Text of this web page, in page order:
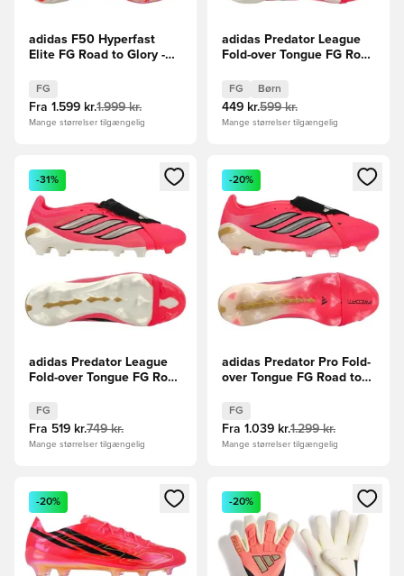
adidas F50 Hyperfast
Elite FG Road to Glory -
FG
Fra 1.599 kr.1.999 kr.
Mange størrelser tilgængelig
adidas Predator League
Fold-over Tongue FG Road
Børn
FG Børn
449 kr.599 kr.
Mange størrelser tilgængelig
Åbner en Modal til at logge ind eller tilmelde dig som
-31%
adidas Predator League
Fold-over Tongue FG Road
FG
Fra 519 kr.749 kr.
Mange størrelser tilgængelig
Åbner en Modal til at logge
-20%
adidas Predator Pro Fold-
over Tongue FG Road to
FG
Fra 1.039 kr.1.299 kr.
Mange størrelser tilgængelig
Åbner en Modal til at logge ind eller tilmelde dig som
-20%
Åbner en Modal til at logge
-20%